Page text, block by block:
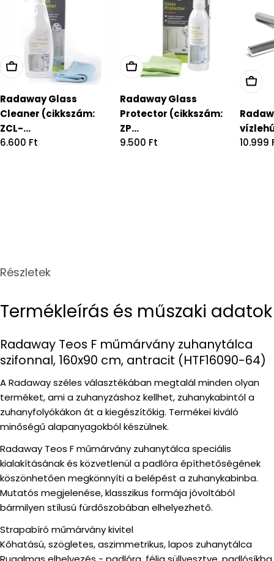
Radaway Glass
Cleaner (cikkszám:
ZCL-...
Regular
6.600 Ft
Radaway Glass
Protector (cikkszám:
ZP...
Regular
9.500 Ft 10.999
Részletek
Termékleírás és műszaki adatok
Radaway Teos F műmárvány zuhanytálca
szifonnal, 160x90 cm, antracit (HTF16090-64)
A Radaway széles választékában megtalál minden olyan
terméket, ami a zuhanyzáshoz kellhet, zuhanykabintól a
zuhanyfolyókákon át a kiegészítőkig. Termékei kiváló
minőségű alapanyagokból készülnek.
Radaway Teos F műmárvány zuhanytálca speciális
kialakításának és közvetlenül a padlóra építhetőségének
köszönhetően megkönnyíti a belépést a zuhanykabinba.
Mutatós megjelenése, klasszikus formája jóvoltából
bármilyen stílusú fürdőszobában elhelyezhető.
Strapabíró műmárvány kivitel
Kőhatású, szögletes, aszimmetrikus, lapos zuhanytálca